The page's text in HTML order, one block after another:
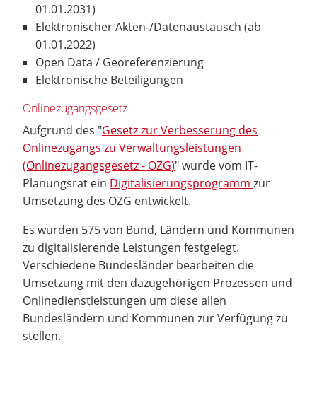
01.01.2031)
Elektronischer Akten-/Datenaustausch (ab
01.01.2022)
Open Data / Georeferenzierung
Elektronische Beteiligungen
Onlinezugangsgesetz
Aufgrund des "Gesetz zur Verbesserung des
Onlinezugangs zu Verwaltungsleistungen
(Onlinezugangsgesetz - OZG)" wurde vom IT-
Planungsrat ein Digitalisierungsprogramm zur
Umsetzung des OZG entwickelt.
Es wurden 575 von Bund, Ländern und Kommunen
zu digitalisierende Leistungen festgelegt.
Verschiedene Bundesländer bearbeiten die
Umsetzung mit den dazugehörigen Prozessen und
Onlinedienstleistungen um diese allen
Bundesländern und Kommunen zur Verfügung zu
stellen.